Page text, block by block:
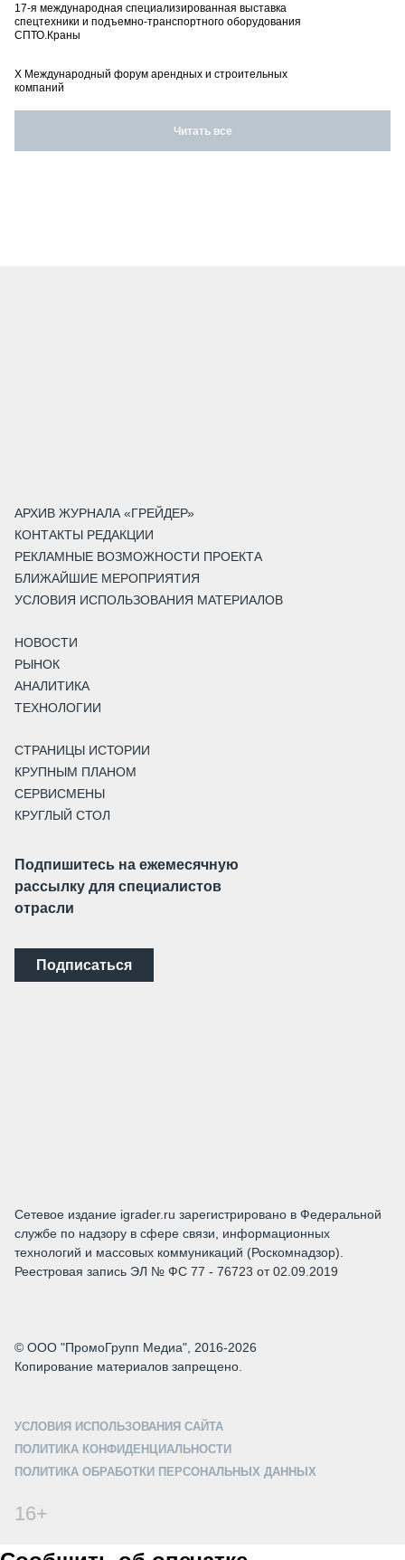
17-я международная специализированная выставка
спецтехники и подъемно-транспортного оборудования
СПТО.Краны
X Международный форум арендных и строительных
компаний
Читать все
АРХИВ ЖУРНАЛА «ГРЕЙДЕР»
КОНТАКТЫ РЕДАКЦИИ
РЕКЛАМНЫЕ ВОЗМОЖНОСТИ ПРОЕКТА
БЛИЖАЙШИЕ МЕРОПРИЯТИЯ
УСЛОВИЯ ИСПОЛЬЗОВАНИЯ МАТЕРИАЛОВ
НОВОСТИ
РЫНОК
АНАЛИТИКА
ТЕХНОЛОГИИ
СТРАНИЦЫ ИСТОРИИ
КРУПНЫМ ПЛАНОМ
СЕРВИСМЕНЫ
КРУГЛЫЙ СТОЛ
Подпишитесь на ежемесячную
рассылку для специалистов
отрасли
Подписаться
Сетевое издание igrader.ru зарегистрировано в Федеральной
службе по надзору в сфере связи, информационных
технологий и массовых коммуникаций (Роскомнадзор).
Реестровая запись ЭЛ № ФС 77 - 76723 от 02.09.2019
© ООО "ПромоГрупп Медиа", 2016-2026
Копирование материалов запрещено.
УСЛОВИЯ ИСПОЛЬЗОВАНИЯ САЙТА
ПОЛИТИКА КОНФИДЕНЦИАЛЬНОСТИ
ПОЛИТИКА ОБРАБОТКИ ПЕРСОНАЛЬНЫХ ДАННЫХ
16+